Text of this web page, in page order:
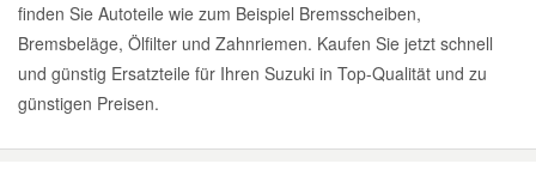
finden Sie Autoteile wie zum Beispiel Bremsscheiben,
Bremsbeläge, Ölfilter und Zahnriemen. Kaufen Sie jetzt schnell
und günstig Ersatzteile für Ihren Suzuki in Top-Qualität und zu
günstigen Preisen.